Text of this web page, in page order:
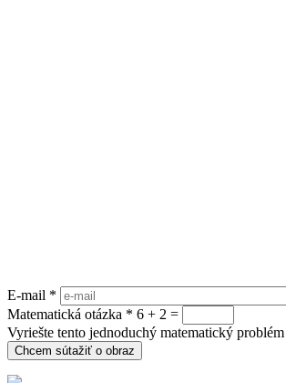
E-mail *
Matematická otázka * 6 + 2 =
Vyriešte tento jednoduchý matematický